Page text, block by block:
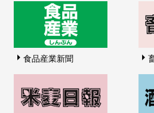
食品産業新聞